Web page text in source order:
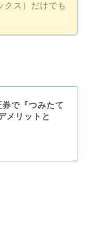
クス）だけでも
で『つみたて
メリットと